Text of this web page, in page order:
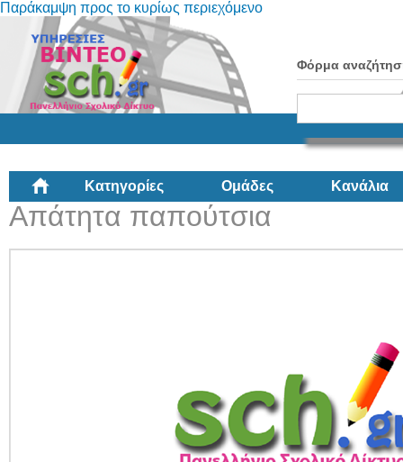
Παράκαμψη προς το κυρίως περιεχόμενο
Φόρμα
Κατηγορίες Ομάδες Κανάλια
Απάτητα παπούτσια